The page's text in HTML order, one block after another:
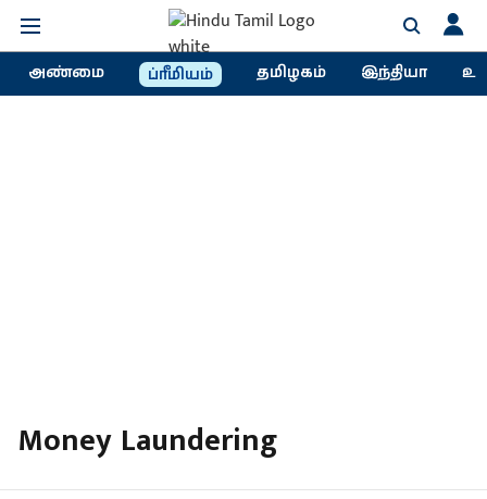
அண்மை ப்ரீமியம் தமிழகம் இந்தியா
Money Laundering